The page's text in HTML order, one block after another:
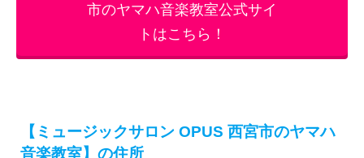
市のヤマハ音楽教室公式サイ
トはこちら！
【ミュージックサロン OPUS 西宮市のヤマハ
音楽教室】の住所